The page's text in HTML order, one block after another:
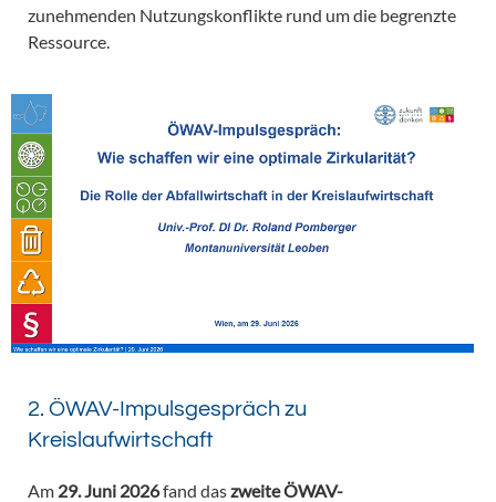
zunehmenden Nutzungskonflikte rund um die begrenzte
Ressource.
2. ÖWAV-Impulsgespräch zu
Kreislaufwirtschaft
Am 29. Juni 2026fand daszweite ÖWAV-